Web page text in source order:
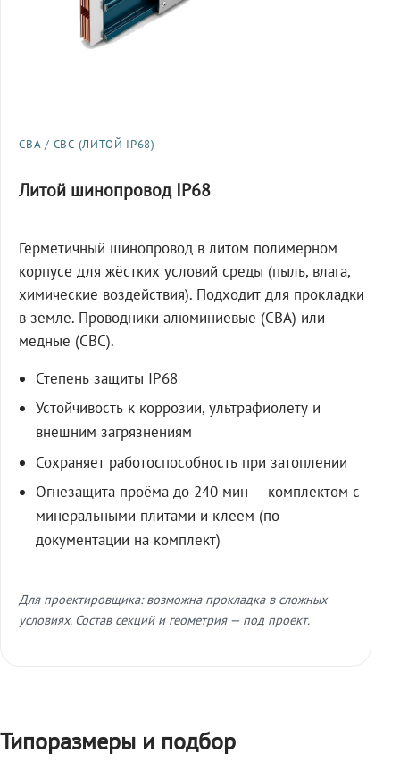
СВА / СВС (ЛИТОЙ IP68)
Литой шинопровод IP68
Герметичный шинопровод в литом полимерном
корпусе для жёстких условий среды (пыль, влага,
химические воздействия). Подходит для прокладки
в земле. Проводники алюминиевые (СВА) или
медные (СВС).
Степень защиты IP68
Устойчивость к коррозии, ультрафиолету и
внешним загрязнениям
Сохраняет работоспособность при затоплении
Огнезащита проёма до 240 мин — комплектом с
минеральными плитами и клеем (по
документации на комплект)
Для проектировщика: возможна прокладка в сложных
условиях. Состав секций и геометрия — под проект.
Типоразмеры и подбор